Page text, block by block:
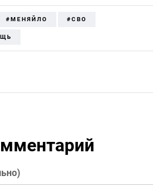
#МЕНЯЙЛО #СВО